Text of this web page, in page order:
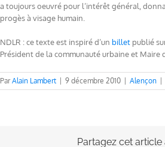
a toujours oeuvré pour l’intérêt général,
progès à visage humain.
NDLR : ce texte est inspiré d’un billet publié
Président de la communauté urbaine et Maire
ParAlain Lambert 9 décembre 2010 Alençon
Partagez cet article